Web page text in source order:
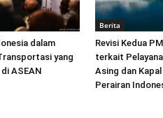
dalam
yang
ASEAN
Berita
Revisi Kedua
terkait
Asing dan
Perairan